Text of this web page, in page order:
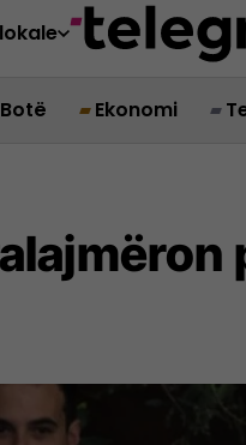
Botë Ekonomi